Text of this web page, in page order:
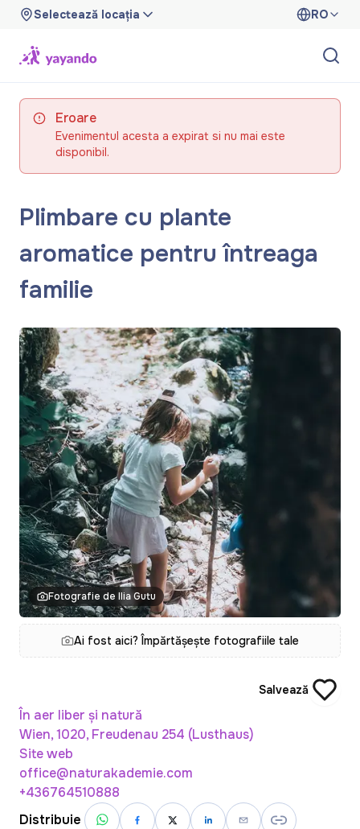
Selectează locația RO
Eroare
Evenimentul acesta a expirat si nu mai este
disponibil.
Plimbare cu plante
aromatice pentru întreaga
familie
Fotografie de Ilia Gutu
Ai fost aici? Împărtășește fotografiile tale
Salvează
În aer liber și natură
Wien, 1020, Freudenau 254 (Lusthaus)
Site web
office@naturakademie.com
+436764510888
Distribuie